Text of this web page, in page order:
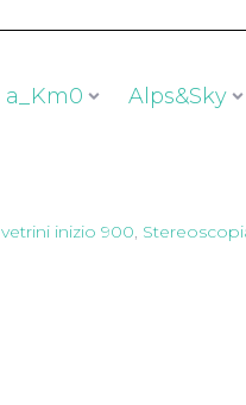
a_Km0 Alps&Sky
inizio 900,